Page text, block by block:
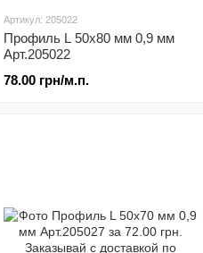
Артикул: 205022
Профиль L 50x80 мм 0,9 мм
Арт.205022
78.00 грн/м.п.